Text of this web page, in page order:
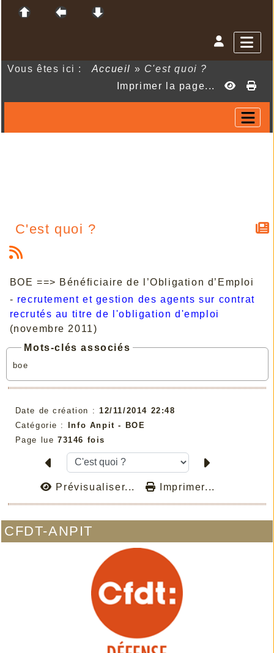
Vous êtes ici : Accueil » C'est quoi ?
Imprimer la page...
CFDT-ANPIT
C'est quoi ?
BOE ==> Bénéficiaire de l’Obligation d’Emploi
- recrutement et gestion des agents sur contrat
recrutés au titre de l'obligation d'emploi
(novembre 2011)
Mots-clés associés
boe
Date de création : 12/11/2014 22:48
Catégorie : Info Anpit - BOE
Page lue 73146 fois
Prévisualiser... Imprimer...